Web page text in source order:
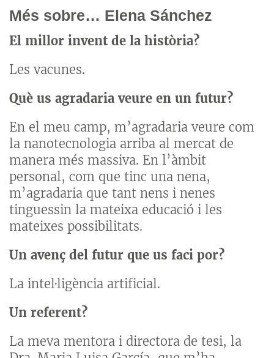
Més sobre… Elena Sánchez
El millor invent de la història?
Les vacunes.
Què us agradaria veure en un futur?
En el meu camp, m’agradaria veure com
la nanotecnologia arriba al mercat de
manera més massiva. En l’àmbit
personal, com que tinc una nena,
m’agradaria que tant nens i nenes
tinguessin la mateixa educació i les
mateixes possibilitats.
Un avenç del futur que us faci por?
La intel·ligència artificial.
Un referent?
La meva mentora i directora de tesi, la